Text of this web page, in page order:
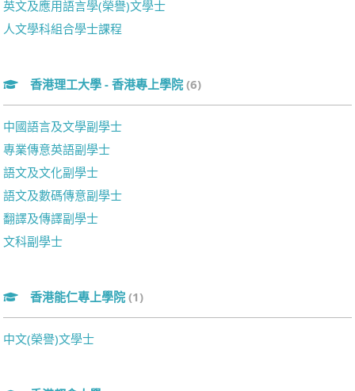
英文及應用語言學(榮譽)文學士
人文學科組合學士課程
香港理工大學 - 香港專上學院 (6)
中國語言及文學副學士
專業傳意英語副學士
語文及文化副學士
語文及數碼傳意副學士
翻譯及傳譯副學士
文科副學士
香港能仁專上學院 (1)
中文(榮譽)文學士